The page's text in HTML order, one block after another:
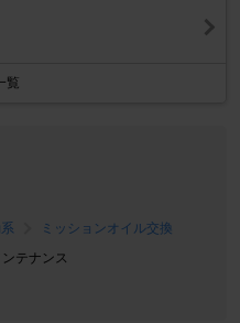
覧
ミッションオイル交換
テナンス